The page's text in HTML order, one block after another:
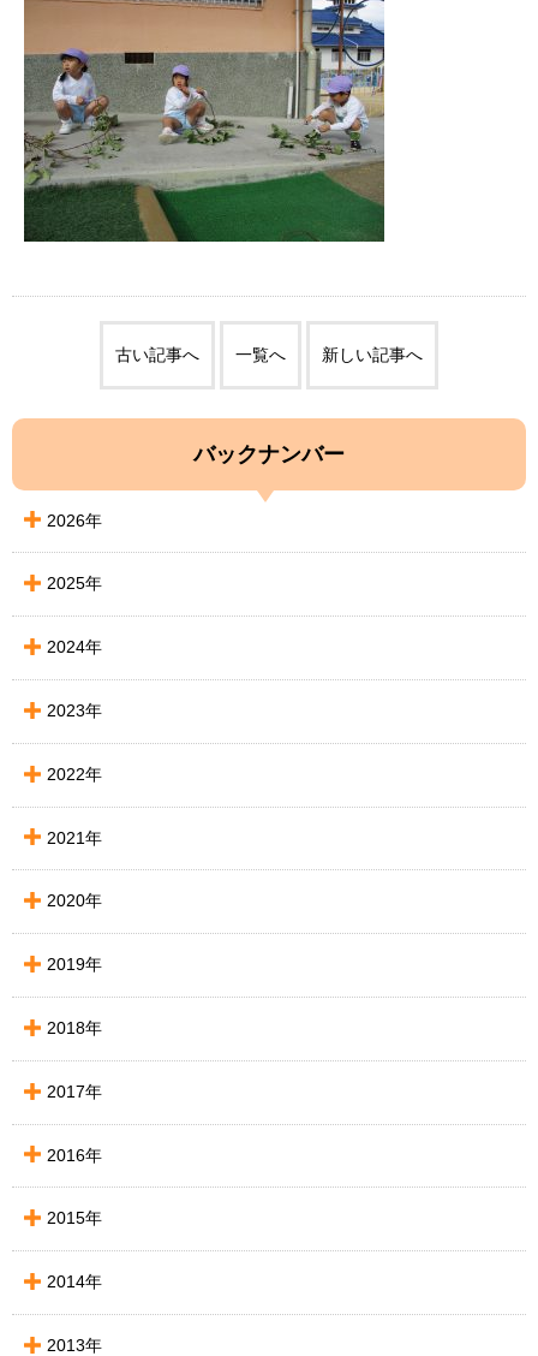
古い記事へ 一覧へ 新しい記事へ
バックナンバー
2026年
2025年
2024年
2023年
2022年
2021年
2020年
2019年
2018年
2017年
2016年
2015年
2014年
2013年